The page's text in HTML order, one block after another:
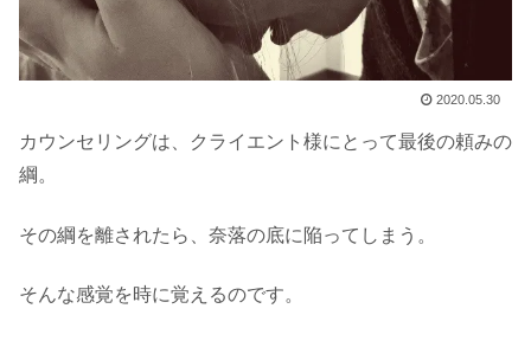
2020.05.30
カウンセリングは、クライエント様にとって最後の頼みの
綱。
その綱を離されたら、奈落の底に陥ってしまう。
そんな感覚を時に覚えるのです。